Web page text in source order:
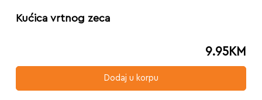
Kućica vrtnog zeca
9.95KM
Dodaj u korpu